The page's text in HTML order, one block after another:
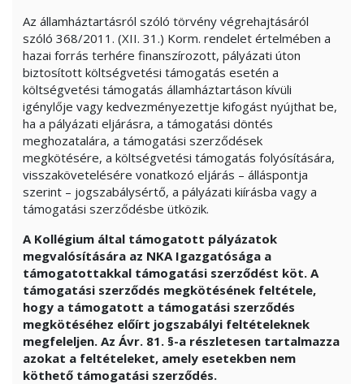
Az államháztartásról szóló törvény végrehajtásáról
szóló 368/2011. (XII. 31.) Korm. rendelet értelmében a
hazai forrás terhére finanszírozott, pályázati úton
biztosított költségvetési támogatás esetén a
költségvetési támogatás államháztartáson kívüli
igénylője vagy kedvezményezettje kifogást nyújthat be,
ha a pályázati eljárásra, a támogatási döntés
meghozatalára, a támogatási szerződések
megkötésére, a költségvetési támogatás folyósítására,
visszakövetelésére vonatkozó eljárás – álláspontja
szerint – jogszabálysértő, a pályázati kiírásba vagy a
támogatási szerződésbe ütközik.
A Kollégium által támogatott pályázatok
megvalósítására az NKA Igazgatósága a
támogatottakkal támogatási szerződést köt. A
támogatási szerződés megkötésének feltétele,
hogy a támogatott a támogatási szerződés
megkötéséhez előírt jogszabályi feltételeknek
megfeleljen. Az Ávr. 81. §-a részletesen tartalmazza
azokat a feltételeket, amely esetekben nem
köthető támogatási szerződés.